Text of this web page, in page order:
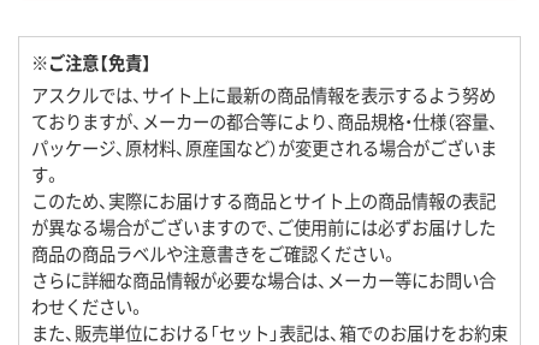
※ご注意【免責】
アスクルでは、サイト上に最新の商品情報を表示するよう努め
ておりますが、メーカーの都合等により、商品規格・仕様（容量、
パッケージ、原材料、原産国など）が変更される場合がございま
す。
このため、実際にお届けする商品とサイト上の商品情報の表記
が異なる場合がございますので、ご使用前には必ずお届けした
商品の商品ラベルや注意書きをご確認ください。
さらに詳細な商品情報が必要な場合は、メーカー等にお問い合
わせください。
また、販売単位における「セット」表記は、箱でのお届けをお約束